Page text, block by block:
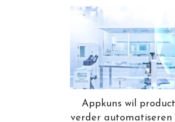
Appkuns wil
verder automatiseren
slimme fabriek
Appkuns wil
verder automatiseren